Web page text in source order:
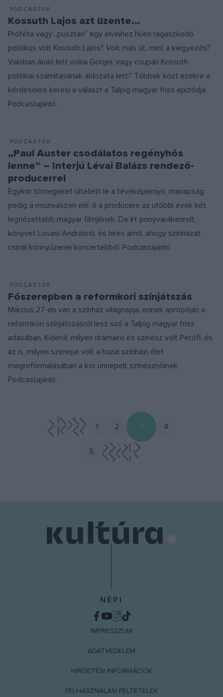
PODCASTOK
Kossuth Lajos azt üzente...
Próféta vagy „pusztán” egy elveihez hűen ragaszkodó
politikus volt Kossuth Lajos? Volt más út, mint a kiegyezés?
Valóban áruló lett volna Görgei, vagy csupán Kossuth
politikai számításának áldozata lett? Többek közt ezekre a
kérdésekre keresi a választ a Talpig magyar friss epizódja.
Podcastajánló.
PODCASTOK
„Paul Auster csodálatos regényhős
lenne” – Interjú Lévai Balázs rendező-
producerrel
Egykor tömegeket ültetett le a tévéképernyő, manapság
pedig a mozivászon elé: ő a producere az utóbbi évek két
legnézettebb magyar filmjének. De írt ponyvarákenrolt,
könyvet Lovasi Andrásról, és híres arról, ahogy színházat
csinál könnyűzenei koncertekből. Podcastajánló.
PODCASTOK
Főszerepben a reformkori színjátszás
Március 27-én van a színház világnapja, ennek apropóján a
reformkori színjátszásról lesz szó a Talpig magyar friss
adásában. Kiderül, milyen drámaíró és színész volt Petőfi, és
az is, milyen szerepe volt a hazai színházi élet
megreformálásában a kor ünnepelt színésznőinek.
Podcastajánló.
<< < 1 2 3 4
5 > >>
NÉPI
IMPRESSZUM
ADATVÉDELEM
HIRDETÉSI INFORMÁCIÓK
FELHASZNÁLÁSI FELTÉTELEK